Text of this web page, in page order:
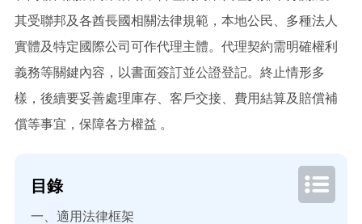
其受聯邦及各酋長國相關法律規範，本地公民、多種法人
實體及特定國際公司可作代理主體。代理契約需明確權利
義務等關鍵內容，以書面簽訂並公證登記。終止情形多
樣，後續要妥善處理庫存、客戶交接、費用結算及賠償補
償等事宜，保障各方權益 。
目錄
一、適用法律框架